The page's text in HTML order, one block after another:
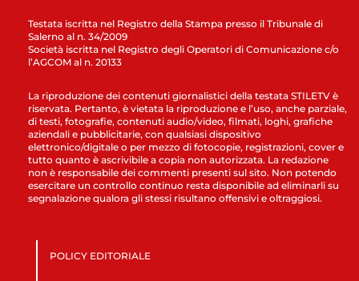
Testata iscritta nel Registro della Stampa presso il Tribunale di
Salerno al n. 34/2009
Società iscritta nel Registro degli Operatori di Comunicazione c/o
l’AGCOM al n. 20133
La riproduzione dei contenuti giornalistici della testata STILETV è
riservata. Pertanto, è vietata la riproduzione e l’uso, anche parziale,
di testi, fotografie, contenuti audio/video, filmati, loghi, grafiche
aziendali e pubblicitarie, con qualsiasi dispositivo
elettronico/digitale o per mezzo di fotocopie, registrazioni, cover e
tutto quanto è ascrivibile a copia non autorizzata. La redazione
non è responsabile dei commenti presenti sul sito. Non potendo
esercitare un controllo continuo resta disponibile ad eliminarli su
segnalazione qualora gli stessi risultano offensivi e oltraggiosi.
POLICY EDITORIALE